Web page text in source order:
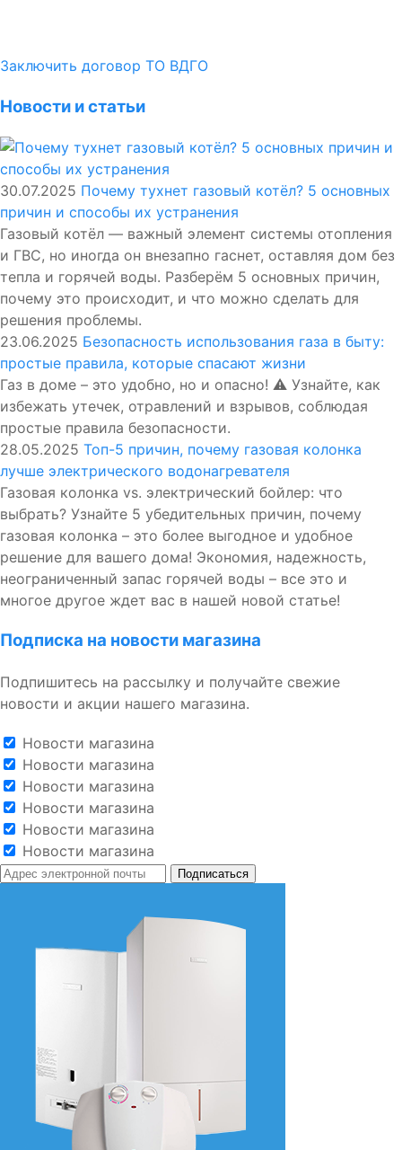
Заключить договор ТО ВДГО
Новости и статьи
30.07.2025 Почему тухнет газовый котёл? 5 основных
причин и способы их устранения
Газовый котёл — важный элемент системы отопления
и ГВС, но иногда он внезапно гаснет, оставляя дом без
тепла и горячей воды. Разберём 5 основных причин,
почему это происходит, и что можно сделать для
решения проблемы.
23.06.2025 Безопасность использования газа в быту:
простые правила, которые спасают жизни
Газ в доме – это удобно, но и опасно! ⚠️ Узнайте, как
избежать утечек, отравлений и взрывов, соблюдая
простые правила безопасности.
28.05.2025 Топ-5 причин, почему газовая колонка
лучше электрического водонагревателя
Газовая колонка vs. электрический бойлер: что
выбрать? Узнайте 5 убедительных причин, почему
газовая колонка – это более выгодное и удобное
решение для вашего дома! Экономия, надежность,
неограниченный запас горячей воды – все это и
многое другое ждет вас в нашей новой статье!
Подписка на новости магазина
Подпишитесь на рассылку и получайте свежие
новости и акции нашего магазина.
Новости магазина
Новости магазина
Новости магазина
Новости магазина
Новости магазина
Новости магазина